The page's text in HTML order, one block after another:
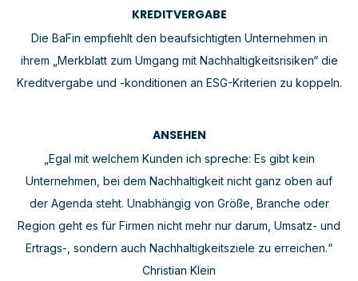
KREDITVERGABE
Die BaFin empfiehlt den beaufsichtigten Unternehmen in
ihrem „Merkblatt zum Umgang mit Nachhaltigkeitsrisiken“ die
Kreditvergabe und -konditionen an ESG-Kriterien zu koppeln.
ANSEHEN
„Egal mit welchem Kunden ich spreche: Es gibt kein
Unternehmen, bei dem Nachhaltigkeit nicht ganz oben auf
der Agenda steht. Unabhängig von Größe, Branche oder
Region geht es für Firmen nicht mehr nur darum, Umsatz- und
Ertrags-, sondern auch Nachhaltigkeitsziele zu erreichen.“
Christian Klein